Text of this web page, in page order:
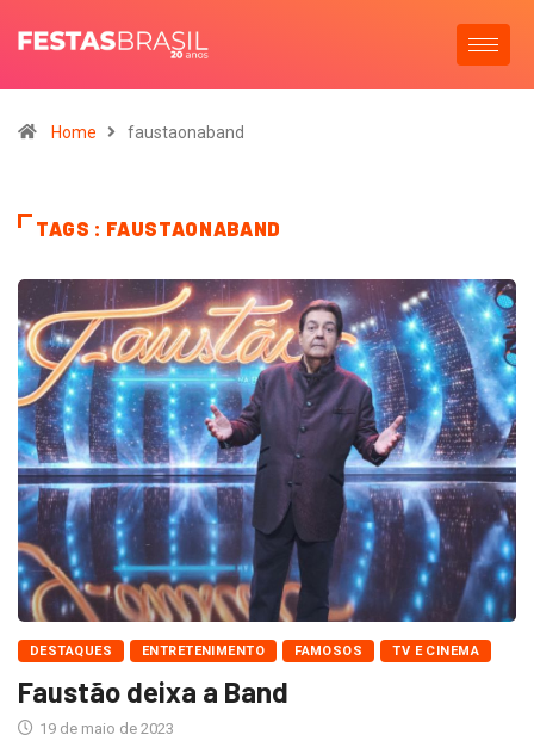
Home faustaonaband
TAGS : FAUSTAONABAND
DESTAQUES ENTRETENIMENTO FAMOSOS TV E CINEMA
Faustão deixa a Band
19 de maio de 2023